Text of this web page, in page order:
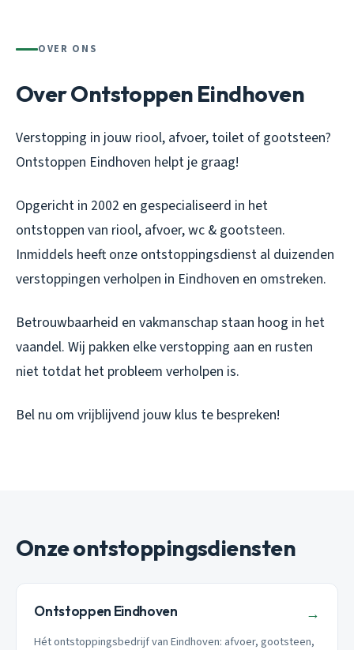
OVER ONS
Over Ontstoppen Eindhoven
Verstopping in jouw riool, afvoer, toilet of gootsteen?
Ontstoppen Eindhoven helpt je graag!
Opgericht in 2002 en gespecialiseerd in het
ontstoppen van riool, afvoer, wc & gootsteen.
Inmiddels heeft onze ontstoppingsdienst al duizenden
verstoppingen verholpen in Eindhoven en omstreken.
Betrouwbaarheid en vakmanschap staan hoog in het
vaandel. Wij pakken elke verstopping aan en rusten
niet totdat het probleem verholpen is.
Bel nu om vrijblijvend jouw klus te bespreken!
Onze ontstoppingsdiensten
Ontstoppen Eindhoven →
Hét ontstoppingsbedrijf van Eindhoven: afvoer, gootsteen,